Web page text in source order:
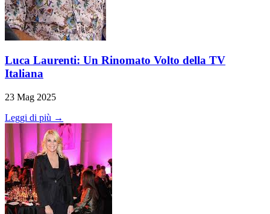
Luca Laurenti: Un Rinomato Volto della TV
Italiana
23 Mag 2025
Leggi di più →